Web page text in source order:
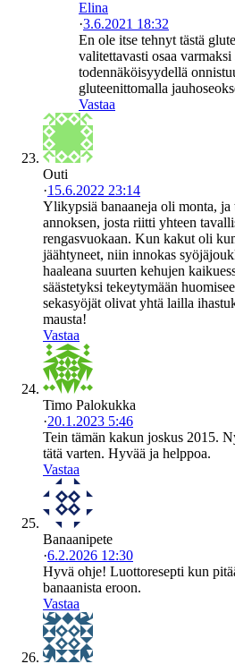
Elina
·3.6.2021 18:32
En ole itse tehnyt tästä
valitettavasti osaa
todennäköisyydellä
gluteenittomalla
Vastaa
Outi
·15.6.2022 23:14
Ylikypsiä banaaneja oli monta, ja
annoksen, josta riitti yhteen
rengasvuokaan. Kun kakut oli
jäähtyneet, niin innokas
haaleana suurten kehujen
säästetyksi tekeytymään
sekasyöjät olivat yhtä lailla
mausta!
Vastaa
Timo Palokukka
·20.1.2023 5:46
Tein tämän kakun joskus 2015.
tätä varten. Hyvää ja helppoa.
Vastaa
Banaanipete
·6.2.2026 12:30
Hyvä ohje! Luottoresepti kun
banaanista eroon.
Vastaa